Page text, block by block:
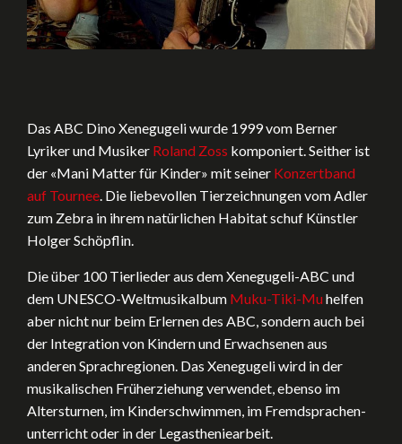
Das ABC Dino Xenegugeli wurde 1999 vom Berner
Lyriker und Musiker Roland Zoss komponiert. Seither ist
der «Mani Matter für Kinder» mit seiner Konzertband
auf Tournee. Die liebevollen Tier­zeichnungen vom Adler
zum Zebra in ihrem natürlichen Habitat schuf Künstler
Holger Schöpflin.
Die über 100 Tierlieder aus dem Xenegugeli-ABC und
dem UNESCO-Welt­musik­album Muku-Tiki-Muhelfen
aber nicht nur beim Erlernen des ABC, sondern auch bei
der Integration von Kindern und Erwachsenen aus
anderen Sprachregionen. Das Xenegugeli wird in der
musikalischen Früherziehung verwendet, ebenso im
Alters­turnen, im Kinder­schwimmen, im Fremd­sprachen­
unterricht oder in der Legastheniearbeit.